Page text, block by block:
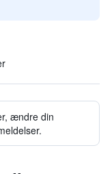
ændre din